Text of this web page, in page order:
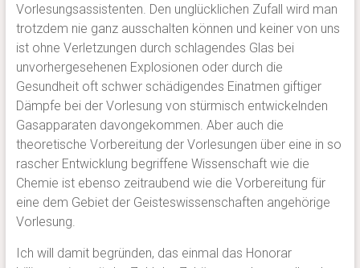
Vorlesungsassistenten. Den unglücklichen Zufall wird man
trotzdem nie ganz ausschalten können und keiner von uns
ist ohne Verletzungen durch schlagendes Glas bei
unvorhergesehenen Explosionen oder durch die
Gesundheit oft schwer schädigendes Einatmen giftiger
Dämpfe bei der Vorlesung von stürmisch entwickelnden
Gasapparaten davongekommen. Aber auch die
theoretische Vorbereitung der Vorlesungen über eine in so
rascher Entwicklung begriffene Wissenschaft wie die
Chemie ist ebenso zeitraubend wie die Vorbereitung für
eine dem Gebiet der Geisteswissenschaften angehörige
Vorlesung.
Ich will damit begründen, das einmal das Honorar